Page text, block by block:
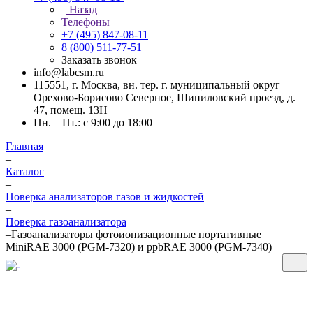
Назад
Телефоны
+7 (495) 847-08-11
8 (800) 511-77-51
Заказать звонок
info@labcsm.ru
115551, г. Москва, вн. тер. г. муниципальный округ
Орехово-Борисово Северное, Шипиловский проезд, д.
47, помещ. 13Н
Пн. – Пт.: с 9:00 до 18:00
Главная
–
Каталог
–
Поверка анализаторов газов и жидкостей
–
Поверка газоанализатора
–Газоанализаторы фотоионизационные портативные
MiniRAE 3000 (PGM-7320) и ppbRAE 3000 (PGM-7340)